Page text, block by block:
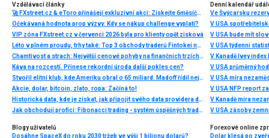
Vzdělávací články
🚀 FXstreet.cz & eToro přinášejí exkluzivní akci: Získejte 6měsíční členství ve VIP zóně ZDARMA
Očekávaná hodnota prop výzvy: Kdy se nákup challenge vyplatí?
VIP zóna FXstreet.cz v červenci 2026 byla pro klienty opět zisková
Léto v plném proudu, trhy také: Top 3 obchody traderů Fintokei na indexech a zlatě
Chamtivost a strach: Největší cenové pohyby na finančních trzích (červenec 2026)
Káva na rozcestí. Přinese rekordní úroda další pokles cen?
Stvořil elitní klub, kde Ameriku obral o 65 miliard. Madoff řídil největší Ponzi dějin
Akcie, dolar, bitcoin, zlato, ropa: Začíná to!
Historická data, kde je získat, jak připojit svého data providera do MultiCharts a proč je budeme potřebovat? (4. díl)
Jak obchodují profíci: Fibonacci trading - systém úspěšných traderů
Denní kalendář
Ve Švýcarsku
V USA
V USA bude mít
V USA týdenní
V Kanadě Ivey index
V USA průměrný
V USA míra
V USA NFP report
V Kanadě míra
V USA zásoby
Blogy uživatelů
Dosáhne SpaceX do roku 2030 tržeb ve výši 1 bilionu dolarů?
Forexové online
Dolar klesá po